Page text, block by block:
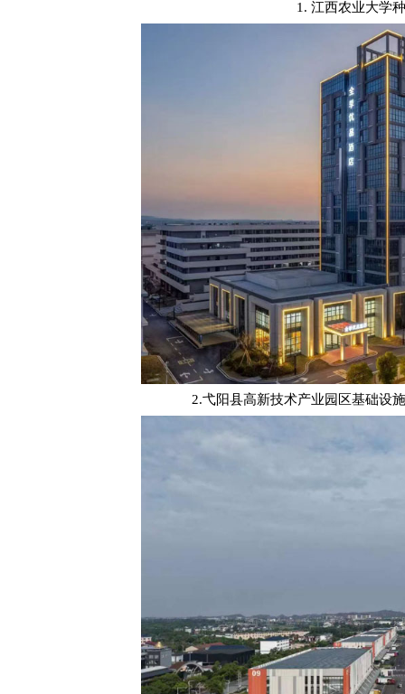
1. 江西农业大学
2.弋阳县高新技术产业园区基础设